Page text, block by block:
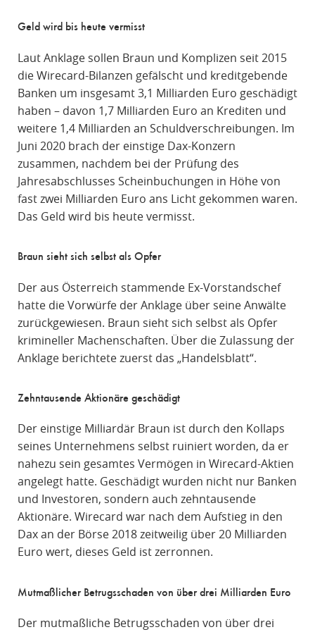
Geld wird bis heute vermisst
Laut Anklage sollen Braun und Komplizen seit 2015
die Wirecard-Bilanzen gefälscht und kreditgebende
Banken um insgesamt 3,1 Milliarden Euro geschädigt
haben – davon 1,7 Milliarden Euro an Krediten und
weitere 1,4 Milliarden an Schuldverschreibungen. Im
Juni 2020 brach der einstige Dax-Konzern
zusammen, nachdem bei der Prüfung des
Jahresabschlusses Scheinbuchungen in Höhe von
fast zwei Milliarden Euro ans Licht gekommen waren.
Das Geld wird bis heute vermisst.
Braun sieht sich selbst als Opfer
Der aus Österreich stammende Ex-Vorstandschef
hatte die Vorwürfe der Anklage über seine Anwälte
zurückgewiesen. Braun sieht sich selbst als Opfer
krimineller Machenschaften. Über die Zulassung der
Anklage berichtete zuerst das „Handelsblatt“.
Zehntausende Aktionäre geschädigt
Der einstige Milliardär Braun ist durch den Kollaps
seines Unternehmens selbst ruiniert worden, da er
nahezu sein gesamtes Vermögen in Wirecard-Aktien
angelegt hatte. Geschädigt wurden nicht nur Banken
und Investoren, sondern auch zehntausende
Aktionäre. Wirecard war nach dem Aufstieg in den
Dax an der Börse 2018 zeitweilig über 20 Milliarden
Euro wert, dieses Geld ist zerronnen.
Mutmaßlicher Betrugsschaden von über drei Milliarden Euro
Der mutmaßliche Betrugsschaden von über drei